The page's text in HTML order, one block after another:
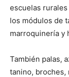
escuelas
los módulos de
marroquinería y
También palas,
tanino, broches,